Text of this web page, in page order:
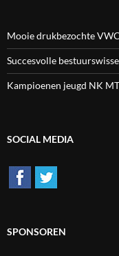
Mooie drukbezochte
Succesvolle
Kampioenen jeugd NK
SOCIAL MEDIA
SPONSOREN